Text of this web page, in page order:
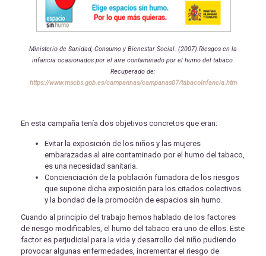
Ministerio de Sanidad, Consumo y Bienestar Social. (2007).Riesgos en la
infancia ocasionados por el aire contaminado por el humo del tabaco.
Recuperado de:
https://www.mscbs.gob.es/campannas/campanas07/tabacoInfancia.htm
En esta campaña tenía dos objetivos concretos que eran:
Evitar la exposición de los niños y las mujeres
embarazadas al aire contaminado por el humo del tabaco,
es una necesidad sanitaria.
Concienciación de la población fumadora de los riesgos
que supone dicha exposición para los citados colectivos
y la bondad de la promoción de espacios sin humo.
Cuando al principio del trabajo hemos hablado de los factores
de riesgo modificables, el humo del tabaco era uno de ellos. Este
factor es perjudicial para la vida y desarrollo del niño pudiendo
provocar algunas enfermedades, incrementar el riesgo de